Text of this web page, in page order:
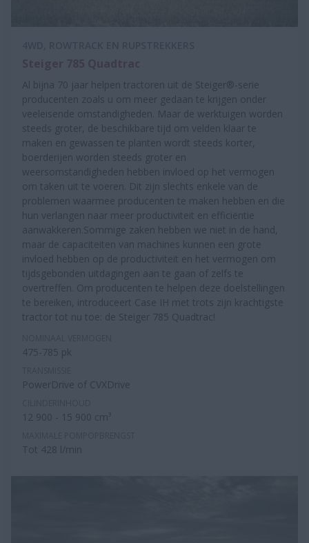
Al bijna 70 jaar helpen tractoren uit de Steiger®-serie
producenten zoals u om meer gedaan te krijgen onder
veeleisende omstandigheden. Maar de werktuigen worden
steeds groter, de beschikbare tijd om velden klaar te
maken en gewassen te planten wordt steeds korter,
boerderijen worden steeds groter en
weersomstandigheden hebben invloed op het vermogen
om taken uit te voeren. Dit zijn slechts enkele van de
problemen waarmee producenten te maken hebben en die
hun verlangen naar meer productiviteit en efficiëntie
aanwakkeren.Sommige zaken hebben we niet in de hand,
maar de capaciteiten van machines kunnen een grote
invloed hebben op de productiviteit en het vermogen om
tijdsgebonden uitdagingen aan te gaan of zelfs te
overtreffen. Om producenten te helpen deze doelstellingen
te bereiken, introduceert Case IH met trots zijn krachtigste
tractor tot nu toe: de Steiger 785 Quadtrac!
475-785 pk
PowerDrive of CVXDrive
12 900 - 15 900 cm³
Tot 428 l/min